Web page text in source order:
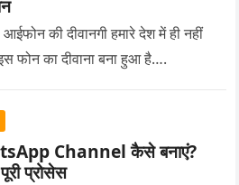
की दीवानगी हमारे देश में ही नहीं
फोन का दीवाना बना हुआ है….
Channel कैसे बनाएं?
प्रोसेस